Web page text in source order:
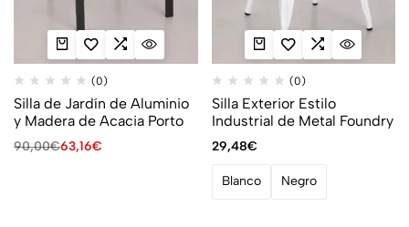
(0)
Silla de Jardín de Aluminio
y Madera de Acacia Porto
90,00€63,16€
(0)
Silla Exterior Estilo
Industrial de Metal Foundry
29,48€
Blanco Negro